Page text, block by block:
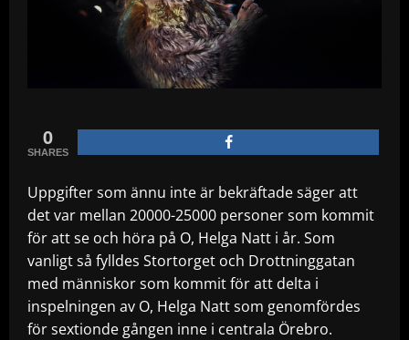
0
SHARES
Uppgifter som ännu inte är bekräftade säger att
det var mellan 20000-25000 personer som kommit
för att se och höra på O, Helga Natt i år. Som
vanligt så fylldes Stortorget och Drottninggatan
med människor som kommit för att delta i
inspelningen av O, Helga Natt som genomfördes
för sextionde gången inne i centrala Örebro.